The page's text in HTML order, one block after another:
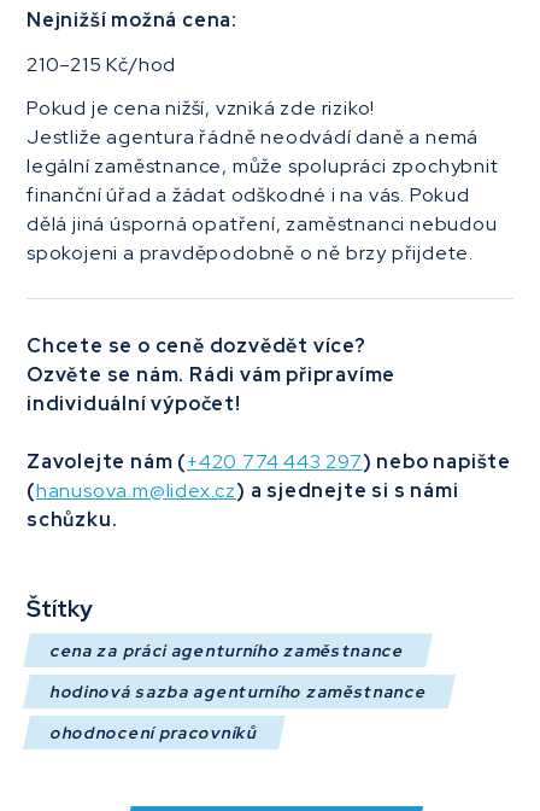
Nejnižší možná cena:
210–215 Kč/hod
Pokud je cena nižší, vzniká zde riziko!
Jestliže agentura řádně neodvádí daně a nemá
legální zaměstnance, může spolupráci zpochybnit
finanční úřad a žádat odškodné i na vás. Pokud
dělá jiná úsporná opatření, zaměstnanci nebudou
spokojeni a pravděpodobně o ně brzy přijdete.
Chcete se o ceně dozvědět více?
Ozvěte se nám. Rádi vám připravíme
individuální výpočet!
Zavolejte nám (+420 774 443 297) nebo napište
(hanusova.m@lidex.cz) a sjednejte si s námi
schůzku.
Štítky
cena za práci agenturního zaměstnance
hodinová sazba agenturního zaměstnance
ohodnocení pracovníků